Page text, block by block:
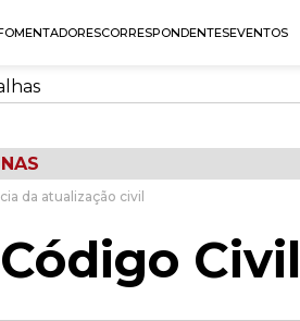
CORRESPONDENTESEVENTOS
da atualização civil
Civil